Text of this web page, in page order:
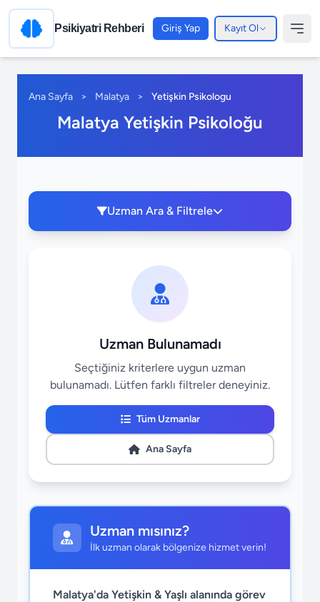
Psikiyatri Rehberi Giriş Yap Kayıt Ol
Ana Sayfa > Malatya > Yetişkin Psikologu
Malatya Yetişkin Psikoloğu
Uzman Ara & Filtrele
Uzman Bulunamadı
Seçtiğiniz kriterlere uygun uzman
bulunamadı. Lütfen farklı filtreler deneyiniz.
Tüm Uzmanlar
Ana Sayfa
Uzman mısınız?
İlk uzman olarak bölgenize hizmet verin!
Malatya'da Yetişkin & Yaşlı alanında görev